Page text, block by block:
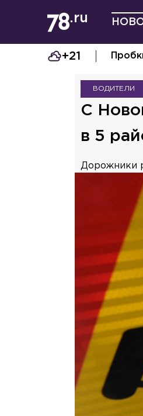
+21
ВОДИТЕЛИ
С
в 5
Дорожники